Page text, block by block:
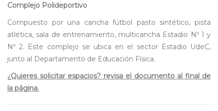
Complejo Polideportivo
Compuesto por una cancha fútbol pasto sintético, pista
atlética, sala de entrenamiento, multicancha Estadio Nº 1 y
Nº 2. Este complejo se ubica en el sector Estadio UdeC,
junto al Departamento de Educación Física.
¿Quieres solicitar espacios? revisa el documento al final de
la página.